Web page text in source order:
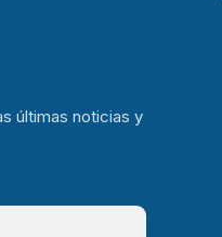
últimas noticias y